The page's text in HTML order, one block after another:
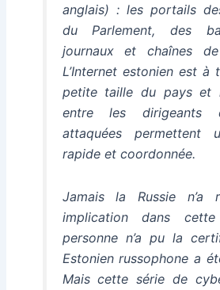
anglais) : les portails
du Parlement, des
journaux et chaînes
L’Internet estonien est à
petite taille du pays et
entre les dirigeants
attaquées permettent
rapide et coordonnée.
Jamais la Russie n’a
implication dans
personne n’a pu la
Estonien russophone a
Mais cette série de